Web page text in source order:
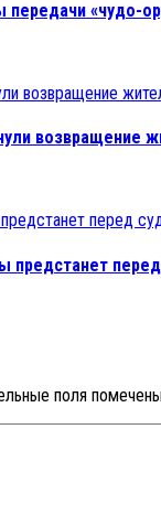
передачи «чудо-
возвращение
предстанет
поля